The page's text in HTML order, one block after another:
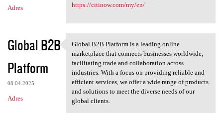
Adres
https://citinow.com/my/en/
Global B2B
Platform
08.04.2025
Adres
Global B2B Platform is a
Global B2B Platform is a leading online
marketplace that connects businesses worldwide,
facilitating trade and collaboration across
industries. With a focus on providing reliable and
efficient services, we offer a wide range of products
and solutions to meet the diverse needs of our
global clients.